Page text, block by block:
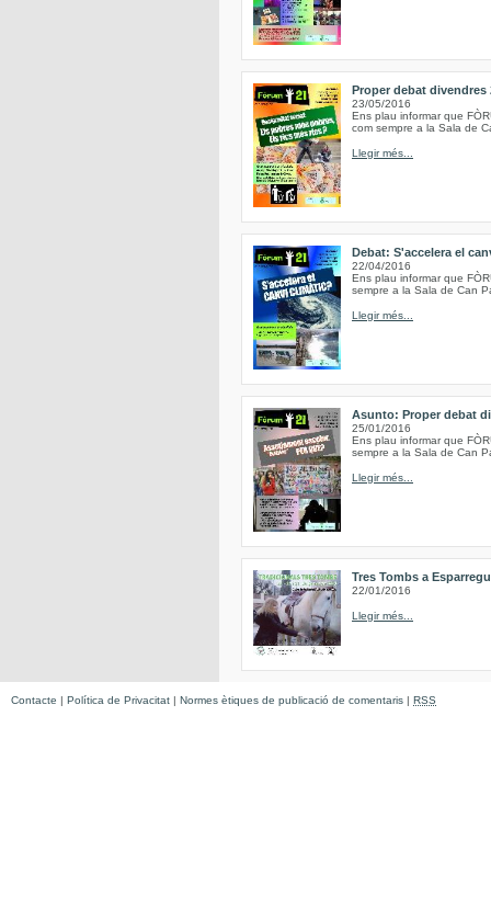
Proper debat
23/05/2016
Ens plau informar que
com sempre a la Sala de
Llegir més...
Debat: S'accelera el
22/04/2016
Ens plau informar que
sempre a la Sala de Can
Llegir més...
Asunto: Proper debat
25/01/2016
Ens plau informar que
sempre a la Sala de Can
Llegir més...
Tres Tombs a
22/01/2016
Llegir més...
Contacte | Política de Privacitat | Normes ètiques de publicació de comentaris | RSS